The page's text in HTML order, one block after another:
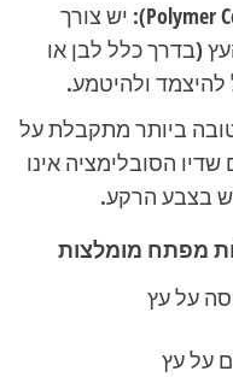
יש צורך
(בדרך כלל לבן או
להיצמד ולהיטמע.
ביותר מתקבלת על
הסובלימציה אינו
בצבע הרקע.
מפתח מומלצות
על עץ
על עץ